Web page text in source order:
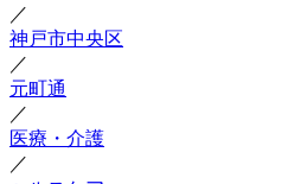
／
神戸市中央区
／
元町通
／
医療・介護
／